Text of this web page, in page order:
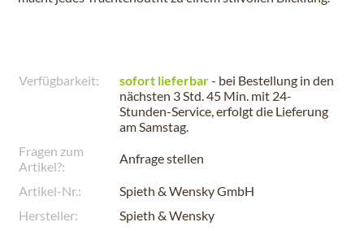
Verfügbarkeit: sofort lieferbar- bei Bestellung in den
nächsten 3 Std. 45 Min. mit 24-
Stunden-Service, erfolgt die Lieferung
amSamstag.
Fragen zum
Artikel?:
Anfrage stellen
Artikel-Nr.:
Spieth & Wensky GmbH
Hersteller:
Spieth & Wensky